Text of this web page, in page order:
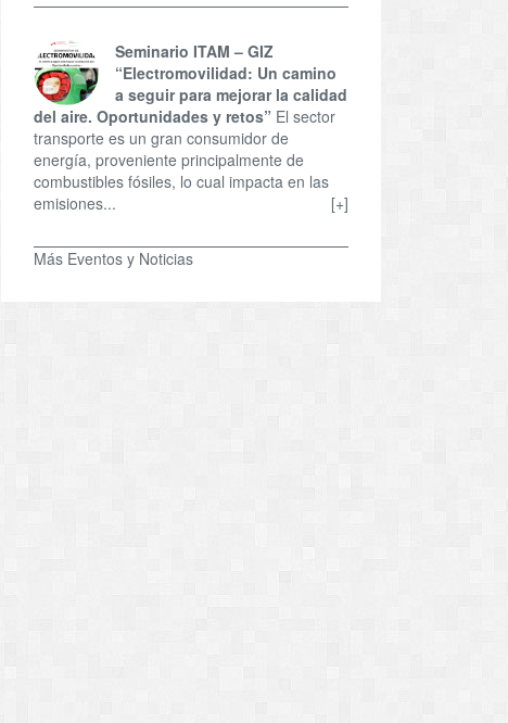
Seminario ITAM – GIZ
“Electromovilidad: Un camino
a seguir para mejorar la calidad
del aire. Oportunidades y retos” El sector
transporte es un gran consumidor de
energía, proveniente principalmente de
combustibles fósiles, lo cual impacta en las
emisiones...
[+]
Más Eventos y Noticias